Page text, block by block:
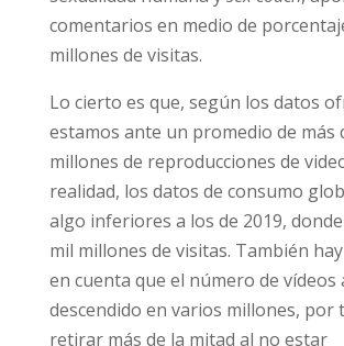
Friedman, doctor en sexualidad
coach
, aportan comentarios en
Lo cierto es que, según los datos
estamos ante un promedio de más
millones de reproducciones de
En realidad, los datos de consumo
son algo inferiores a los de 2019,
42 mil millones de visitas. También
tener en cuenta que el número de
alojados ha descendido en varios